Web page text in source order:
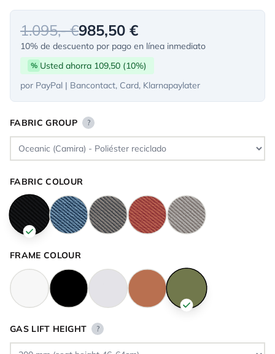
1.095,- €985,50 €
10% de descuento por pago en línea inmediato
% Usted ahorra 109,50 (10%)
por PayPal | Bancontact, Card, Klarnapaylater
FABRIC GROUP ?
FABRIC COLOUR
FRAME COLOUR
GAS LIFT HEIGHT ?